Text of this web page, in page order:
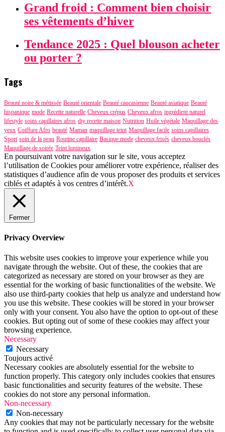
Grand froid : Comment bien choisir
ses vêtements d’hiver
Tendance 2025 : Quel blouson acheter
ou porter ?
Tags
Beauté noire & métissée Beauté orientale Beauté caucasienne Beauté asiatique Beauté
hispanique mode Recette naturelle Cheveux crépus Cheveux afros ingrédient naturel
lifestyle soins capillaires afros diy recette maison Nutrition Huile végétale Maquillage des
yeux Coiffure Afro beauté Maman maquillage teint Maquillage facile soins capillaires
Sport soin de la peau Routine capillaire Basique mode cheveux frisés cheveux bouclés
Maquillage de soirée Teint lumineux
En poursuivant votre navigation sur le site, vous acceptez
l’utilisation de Cookies pour améliorer votre expérience, réaliser des
statistiques d’audience afin de vous proposer des produits et services
ciblés et adaptés à vos centres d’intérêt.X
Fermer
Privacy Overview
This website uses cookies to improve your experience while you
navigate through the website. Out of these, the cookies that are
categorized as necessary are stored on your browser as they are
essential for the working of basic functionalities of the website. We
also use third-party cookies that help us analyze and understand how
you use this website. These cookies will be stored in your browser
only with your consent. You also have the option to opt-out of these
cookies. But opting out of some of these cookies may affect your
browsing experience.
Necessary
Necessary
Toujours activé
Necessary cookies are absolutely essential for the website to
function properly. This category only includes cookies that ensures
basic functionalities and security features of the website. These
cookies do not store any personal information.
Non-necessary
Non-necessary
Any cookies that may not be particularly necessary for the website